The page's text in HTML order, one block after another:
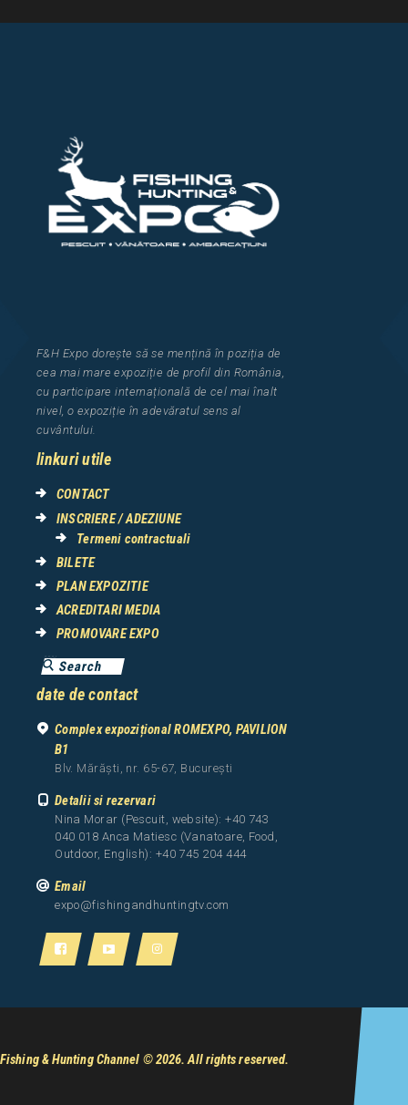
F&H Expo dorește să se mențină în poziția de
cea mai mare expoziție de profil din România,
cu participare internațională de cel maiînalt
nivel, o expoziție în adevăratul sens al
cuvântului.
linkuri utile
CONTACT
INSCRIERE / ADEZIUNE
Termeni contractuali
BILETE
PLAN EXPOZITIE
ACREDITARI MEDIA
PROMOVARE EXPO
date de contact
Complex expozițional ROMEXPO, PAVILION
B1
Blv. Mărăști, nr. 65-67, București
Detalii si rezervari
Nina Morar (Pescuit, website): +40 743
040 018 Anca Matiesc (Vanatoare, Food,
Outdoor, English): +40 745 204 444
Email
expo@fishingandhuntingtv.com
Fishing & Hunting Channel © 2026. All rights reserved.